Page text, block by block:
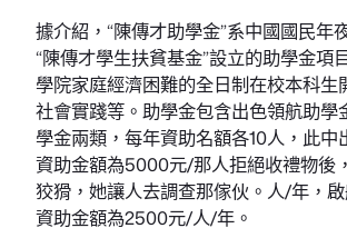
據介紹，“陳傳才助學金”系中國國民年
“陳傳才學生扶貧基金”設立的助學金項
學院家庭經濟困難的全日制在校本科生
社會實踐等。助學金包含出色領航助學
學金兩類，每年資助名額各10人，此中
資助金額為5000元/那人拒絕收禮物後
狡猾，她讓人去調查那傢伙。人/年，
資助金額為2500元/人/年。